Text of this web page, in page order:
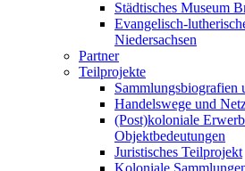
Städtisches Museum
Evangelisch-
Niedersachsen
Partner
Teilprojekte
Sammlungsbiografien
Handelswege und
(Post)koloniale
Objektbedeutungen
Juristisches Teilprojekt
Koloniale